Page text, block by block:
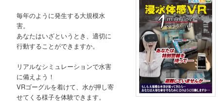
毎年のように発生する大規模水
害。
あなたはいざというとき、適切に
行動することができますか。
リアルなシミュレーションで水害
に備えよう！
VRゴーグルを着けて、水が押し寄
せてくる様子を体験できます。